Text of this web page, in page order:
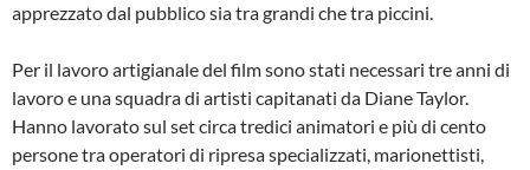
apprezzato dal pubblico sia tra grandi che tra piccini.
Per il lavoro artigianale del film sono stati necessari tre anni di
lavoro e una squadra di artisti capitanati da Diane Taylor.
Hanno lavorato sul set circa tredici animatori e più di cento
persone tra operatori di ripresa specializzati, marionettisti,